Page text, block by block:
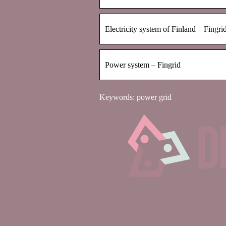
Electricity system of Finland –
Power system – Fingrid
Keywords: power grid